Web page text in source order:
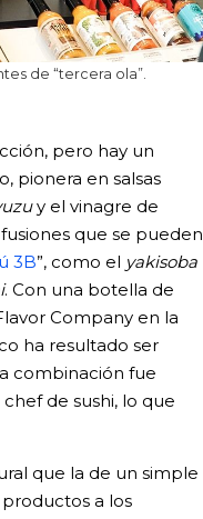
de “tercera ola”.
pero hay un
pionera en salsas
y el vinagre de
que se pueden
3B”, como el yakisoba
. Con una botella de
Company en la
ha resultado ser
combinación fue
de sushi, lo que
que la de un simple
a los